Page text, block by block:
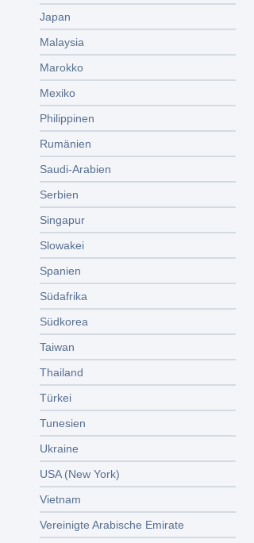
Japan
Malaysia
Marokko
Mexiko
Philippinen
Rumänien
Saudi-Arabien
Serbien
Singapur
Slowakei
Spanien
Südafrika
Südkorea
Taiwan
Thailand
Türkei
Tunesien
Ukraine
USA (New York)
Vietnam
Vereinigte Arabische Emirate